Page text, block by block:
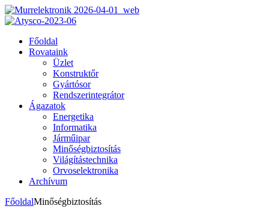
Főoldal
Rovataink
Üzlet
Konstruktőr
Gyártósor
Rendszerintegrátor
Ágazatok
Energetika
Informatika
Járműipar
Minőségbiztosítás
Világítástechnika
Orvoselektronika
Archívum
FőoldalMinőségbiztosítás